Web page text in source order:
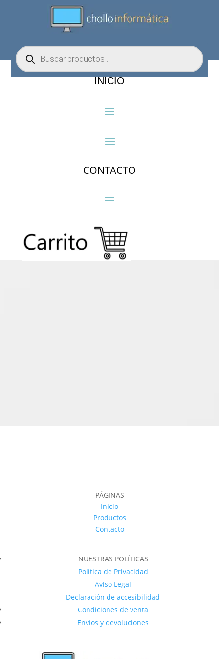
Búsqueda
de
productos
INICIO
CONTACTO
PÁGINAS
Inicio
Productos
Contacto
NUESTRAS POLÍTICAS
Política de Privacidad
Aviso Legal
Declaración de accesibilidad
Condiciones de venta
Envíos y devoluciones